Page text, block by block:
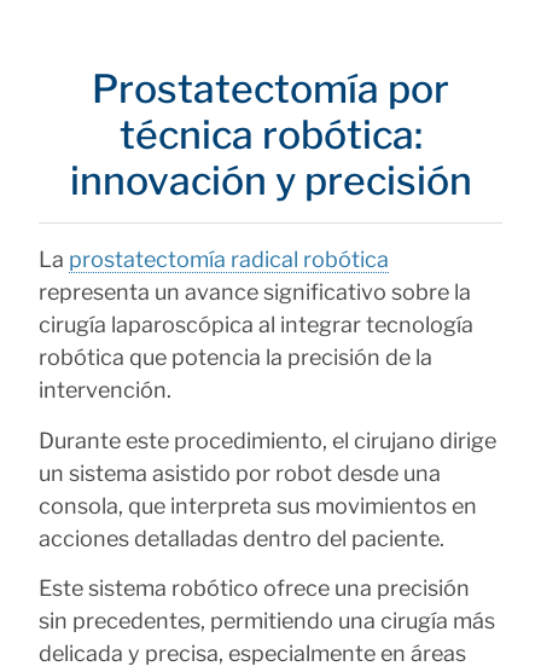
Prostatectomía por
técnica robótica:
innovación y precisión
La prostatectomía radical robótica
representa un avance significativo sobre la
cirugía laparoscópica al integrar tecnología
robótica que potencia la precisión de la
intervención.
Durante este procedimiento, el cirujano dirige
un sistema asistido por robot desde una
consola, que interpreta sus movimientos en
acciones detalladas dentro del paciente.
Este sistema robótico ofrece una precisión
sin precedentes, permitiendo una cirugía más
delicada y precisa, especialmente en áreas